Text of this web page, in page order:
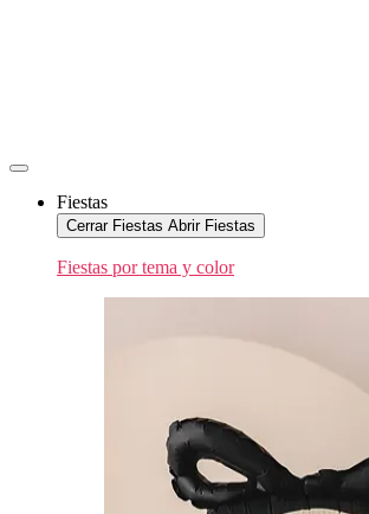
Fiestas
Cerrar Fiestas Abrir Fiestas
Fiestas por tema y color